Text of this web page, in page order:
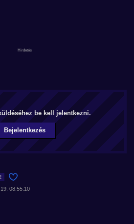
be kell jelentkezni.
Bejelentkezés
08:55:10